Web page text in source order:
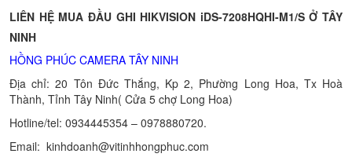
LIÊN HỆ MUA ĐẦU GHI HIKVISION iDS-7208HQHI-M1/S Ở TÂY
NINH
HỒNG PHÚC CAMERA TÂY NINH
Địa chỉ: 20 Tôn Đức Thắng, Kp 2, Phường Long Hoa, Tx Hoà
Thành, Tỉnh Tây Ninh( Cửa 5 chợ Long Hoa)
Hotline/tel: 0934445354 – 0978880720.
Email: kinhdoanh@vitinhhongphuc.com